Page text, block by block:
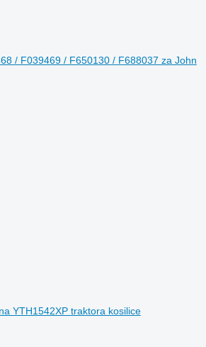
/ F039469 / F650130 / F688037 za John
YTH1542XP traktora kosilice